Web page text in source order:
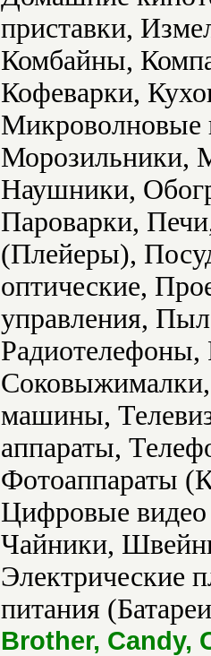
приставки,
Комбайны,
Кофеварки,
Морозильники,
Наушники,
Пароварки,
(Плейеры),
оптические,
управления,
машины,
аппараты,
Фотоаппараты
Цифровые
Чайники,
Электрические
питания
Brother, Candy,